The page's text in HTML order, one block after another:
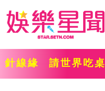
針線緣 請世界吃桌